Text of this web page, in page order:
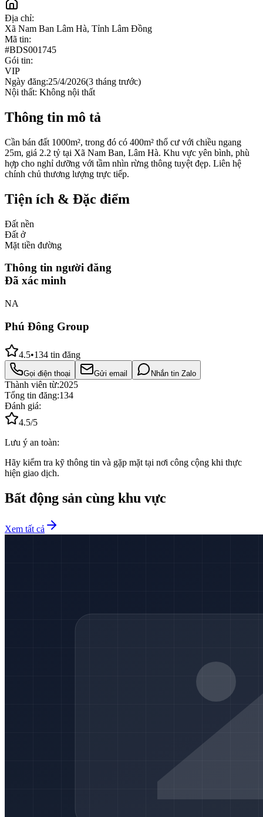
Địa chỉ:
Xã Nam Ban Lâm Hà, Tỉnh Lâm Đồng
Mã tin:
#BDS001745
Gói tin:
VIP
Ngày đăng:25/4/2026(3 tháng trước)
Nội thất: Không nội thất
Thông tin mô tả
Cần bán đất 1000m², trong đó có 400m² thổ cư với chiều ngang
25m, giá 2.2 tỷ tại Xã Nam Ban, Lâm Hà. Khu vực yên bình, phù
hợp cho nghỉ dưỡng với tầm nhìn rừng thông tuyệt đẹp. Liên hệ
chính chủ thương lượng trực tiếp.
Tiện ích & Đặc điểm
Đất nền
Đất ở
Mặt tiền đường
Thông tin người đăng
Đã xác minh
NA
Phú Đông Group
4.5•134 tin đăng
Gọi điện thoại Gửi email Nhắn tin Zalo
Thành viên từ:2025
Tổng tin đăng:134
Đánh giá:
4.5/5
Lưu ý an toàn:
Hãy kiểm tra kỹ thông tin và gặp mặt tại nơi công cộng khi thực
hiện giao dịch.
Bất động sản cùng khu vực
Xem tất cả